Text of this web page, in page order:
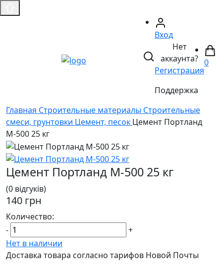
Вход
Нет
аккаунта?
Регистрация
Поддержка
0
Главная Строительные материалы Строительные
смеси, грунтовки Цемент, песок Цемент Портланд
М-500 25 кг
Цемент Портланд М-500 25 кг
(0 відгуків)
140 грн
Количество:
-
+
Нет в наличии
Доставка товара согласно тарифов Новой Почты